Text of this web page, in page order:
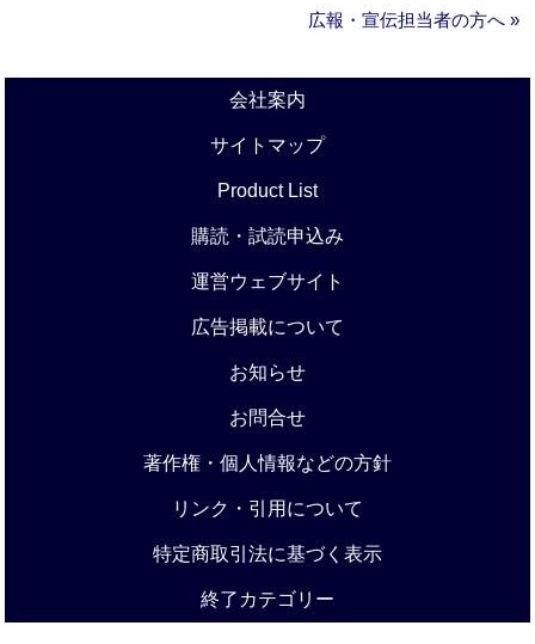
広報・宣伝担当者の方へ »
会社案内
サイトマップ
Product List
購読・試読申込み
運営ウェブサイト
広告掲載について
お知らせ
お問合せ
著作権・個人情報などの方針
リンク・引用について
特定商取引法に基づく表示
終了カテゴリー